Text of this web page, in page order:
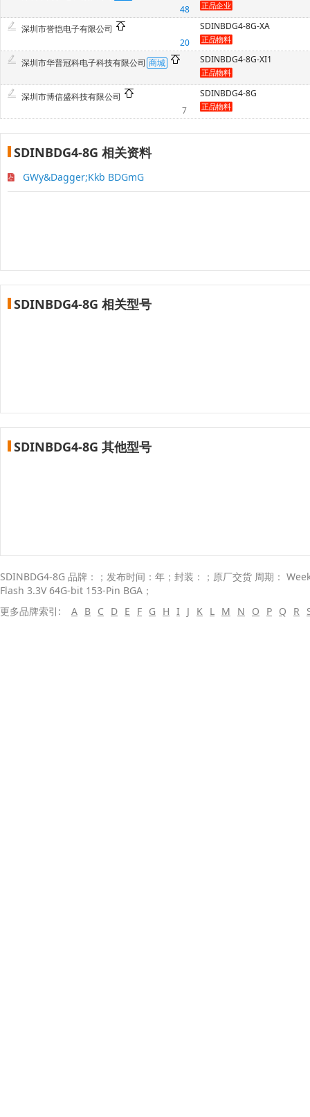
48
深圳市誉恺电子有限公司
20
SDINBDG4-8G-XA
深圳市华普冠科电子科技有限公司 SDINBDG4-8G-XI1
深圳市博信盛科技有限公司
7
SDINBDG4-8G
SDINBDG4-8G 相关资料
GWy&Dagger;Kkb BDGmG
SDINBDG4-8G 相关型号
SDINBDG4-8G 其他型号
SDINBDG4-8G 品牌：；发布时间：年；封装：；原厂交货 周期：
Flash 3.3V 64G-bit 153-Pin BGA；
更多品牌索引:
A B C D E F G H I J K L M N O P Q R